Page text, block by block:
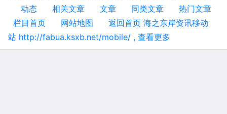
动态
相关文章 文章 同类文章
热门文章
栏目首页
网站地图
返回首页 海之东岸资讯移动
站 http://fabua.ksxb.net/mobile/ , 查看更多